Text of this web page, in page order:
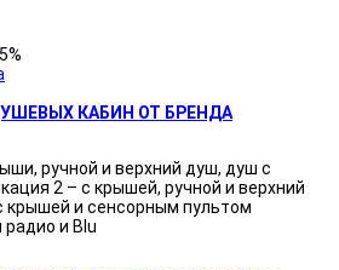
КАБИН ОТ БРЕНДА
ручной и верхний душ, душ с
2 – с крышей, ручной и верхний
и сенсорным пультом
и Blu